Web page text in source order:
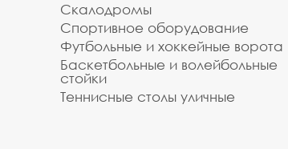
Скалодромы
Спортивное оборудование
Футбольные и хоккейные ворота
Баскетбольные и волейбольные
стойки
Теннисные столы уличные